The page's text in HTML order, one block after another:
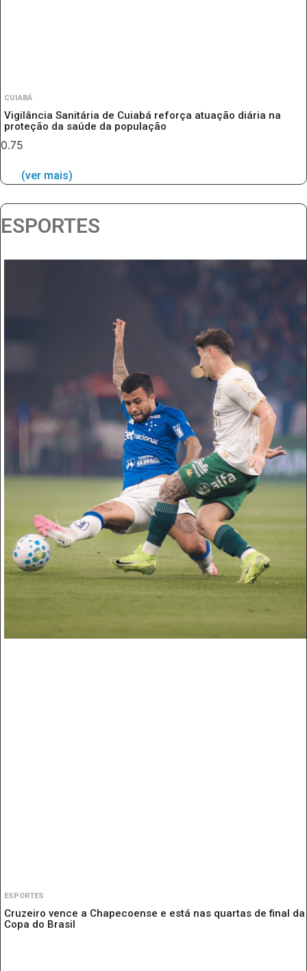
CUIABÁ
Vigilância Sanitária de Cuiabá reforça atuação diária na
proteção da saúde da população
(ver mais)
ESPORTES
ESPORTES
Cruzeiro vence a Chapecoense e está nas quartas de final da
Copa do Brasil